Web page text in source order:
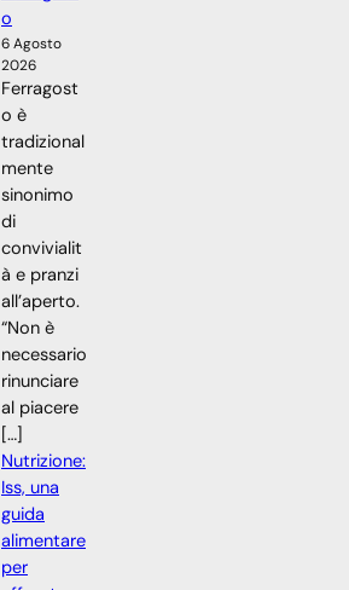
o
6 Agosto
2026
Ferragost
o è
tradizional
mente
sinonimo
di
convivialit
à e pranzi
all’aperto.
“Non è
necessario
rinunciare
al piacere
[…]
Nutrizione:
Iss, una
guida
alimentare
per